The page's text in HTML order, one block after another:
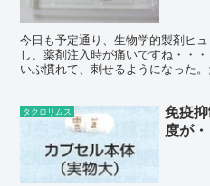
今日も予定通り、生物学的製剤ヒ
し、薬剤注入時が痛いですね・・
いぶ慣れて、刺せるようになった
うしても時間がかかってしまって
タクロリムス
免疫
度が・